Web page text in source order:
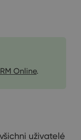
Online.
uživatelé